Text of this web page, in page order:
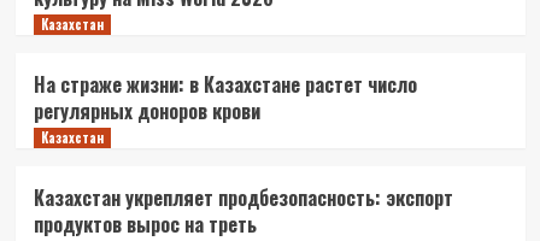
Казахстан
На страже жизни: в Казахстане растет число
регулярных доноров крови
Казахстан
Казахстан укрепляет продбезопасность: экспорт
продуктов вырос на треть